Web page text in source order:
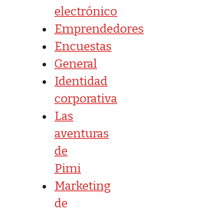
electrónico
Emprendedores
Encuestas
General
Identidad
corporativa
Las
aventuras
de
Pimi
Marketing
de